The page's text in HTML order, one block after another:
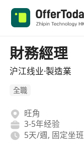
財務經理
沪江线业·製造業
全職
旺角
3-5年经验
5天/週, 固定坐班